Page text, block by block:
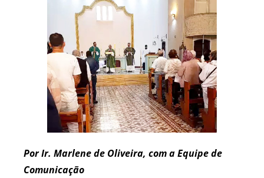
Por Ir. Marlene de Oliveira, com a Equipe de
Comunicação